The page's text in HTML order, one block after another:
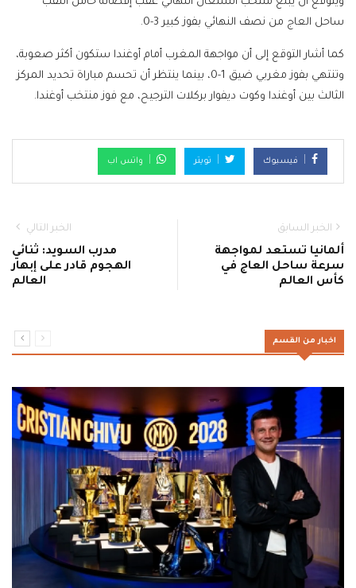
ساحل العاج من نصف النهائي بفوز كبير 3-0.
كما أشار التوقع إلى أن مواجهة المغرب أمام أوغندا ستكون أكثر صعوبة،
وتنتهي بفوز مغربي ضيق 1-0، بينما ينتظر أن تحسم مباراة تحديد المركز
الثالث بين أوغندا وكوت ديفوار بركلات الترجيح، مع فوز منتخب أوغندا.
فيسبوك تويتر واتس اب
الخبر السابق
ألمانيا تستعد لمواجهة
سرعة ساحل العاج في
كأس العالم
الخبر التالي
مدرب السويد: ثنائي
الهجوم قادر على إبهار
العالم
اخبار من القسم